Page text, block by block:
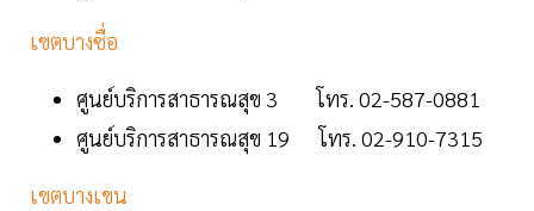
เขตบางซื่อ
ศูนย์บริการสาธารณสุข 3 โทร. 02-587-0881
ศูนย์บริการสาธารณสุข 19 โทร. 02-910-7315
เขตบางเขน